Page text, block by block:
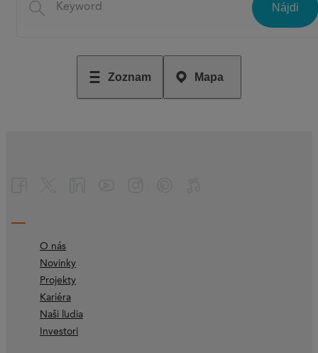
Nájdi
Zoznam Mapa
O nás
Novinky
Projekty
Kariéra
Naši ľudia
Investori